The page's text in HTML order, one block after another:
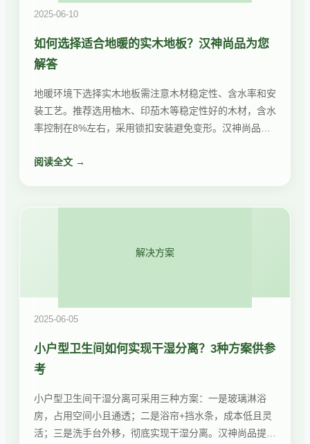
2025-06-10
如何选择适合地暖的实木地板？汉神尚品为您
解答
地暖环境下选择实木地板需注意木材稳定性、含水率和安
装工艺。推荐选用柚木、印茄木等稳定性好的木材，含水
率控制在8%左右，采用锁扣安装避免变形。汉神尚品旗
阅读全文 →
解决方案
2025-06-05
小户型卫生间如何实现干湿分离？3种方案供参
考
小户型卫生间干湿分离可采用三种方案：一是玻璃淋浴
房，占用空间小且通透；二是浴帘+挡水条，成本低且灵
活；三是洗手台外移，彻底实现干湿分离。汉神尚品提供